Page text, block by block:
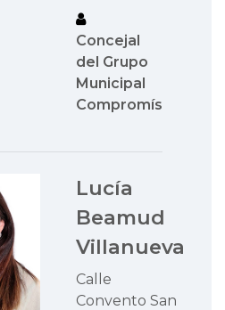
Concejal
del Grupo
Municipal
Compromís
Lucía
Beamud
Villanueva
Calle
Convento San